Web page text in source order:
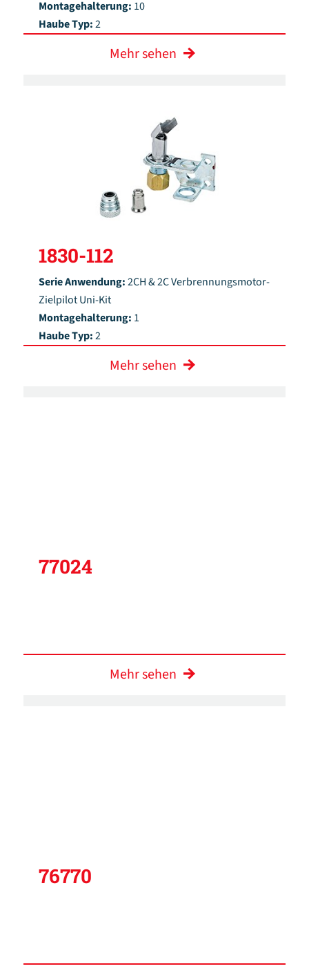
Montagehalterung: 10
Haube Typ:2
Mehr sehen
1830-112
Serie Anwendung:2CH & 2C Verbrennungsmotor-
Zielpilot Uni-Kit
Montagehalterung: 1
Haube Typ:2
Mehr sehen
77024
Mehr sehen
76770